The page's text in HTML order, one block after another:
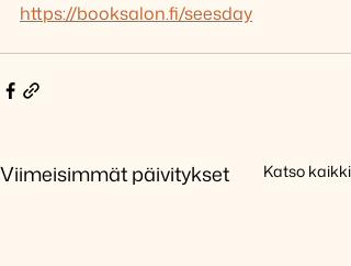
https://booksalon.fi/seesday
Viimeisimmät päivitykset Katso kaikki